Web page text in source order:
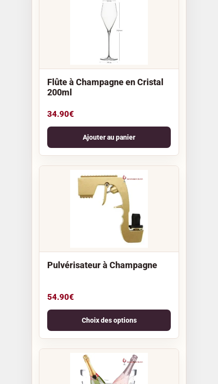
Flûte à Champagne en Cristal
200ml
34.90€
Ajouter au panier
Pulvérisateur à Champagne
54.90€
Choix des options